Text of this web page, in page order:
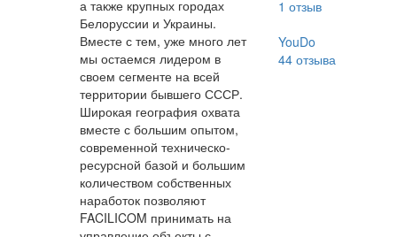
а также крупных городах
Белоруссии и Украины.
Вместе с тем, уже много лет
мы остаемся лидером в
своем сегменте на всей
территории бывшего СССР.
Широкая география охвата
вместе с большим опытом,
современной техническо-
ресурсной базой и большим
количеством собственных
наработок позволяют
FACILICOM принимать на
1 отзыв
YouDo
44отзыва